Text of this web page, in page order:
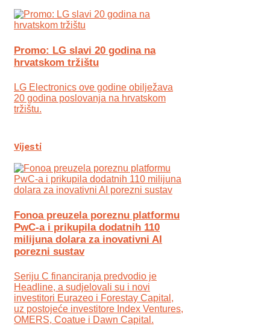
Promo: LG slavi 20 godina na
hrvatskom tržištu
LG Electronics ove godine obilježava
20 godina poslovanja na hrvatskom
tržištu.
Vijesti
Fonoa preuzela poreznu platformu
PwC-a i prikupila dodatnih 110
milijuna dolara za inovativni AI
porezni sustav
Seriju C financiranja predvodio je
Headline, a sudjelovali su i novi
investitori Eurazeo i Forestay Capital,
uz postojeće investitore Index Ventures,
OMERS, Coatue i Dawn Capital.